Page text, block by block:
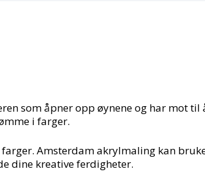
som åpner opp øynene og har mot
i farger.
Amsterdam akrylmaling kan
dine kreative ferdigheter.